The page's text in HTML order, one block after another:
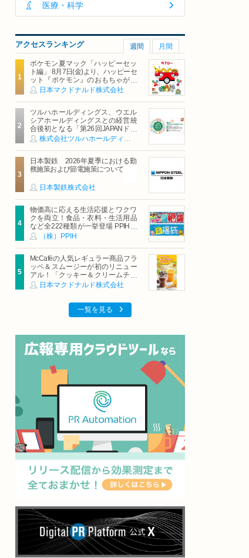
医療・科学
アクセスランキング 週間 月間
ポケモン夏マック「ハッピーセッ
ト編」 8月7日(金)より、ハッピーセ
ット『ポケモン』のおもちゃが期
間限定登場
日本マクドナルド株式会社
ツルハホールディングス、ウエル
シアホールディングスとの経営統
合後初となる「第26回JAPANドラ
ッグストアショー」に出展
株式会社ツルハホールディングス
日本製鉄 2026年夏季における勤
務施策および節電施策について
日本製鉄株式会社
物価高に応える生活応援とワクワ
クを両立！食品・衣料・生活用品
など全222種類が一挙登場 PPIHグ
ループ「夏福袋」＆セール 8月6日
（株）PPIH
McCaféの人気レギュラー商品フラ
ッペ＆スムージーが初のリニュー
アル！「クッキー＆クリームチョ
コフラッペ」「マンゴースムージ
日本マクドナルド株式会社
一覧を見る